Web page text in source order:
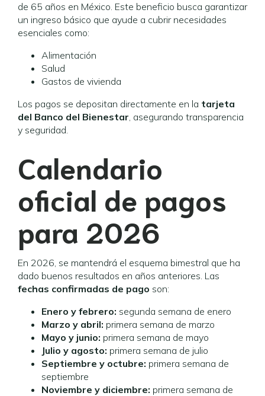
de 65 años en México. Este beneficio busca garantizar
un ingreso básico que ayude a cubrir necesidades
esenciales como:
Alimentación
Salud
Gastos de vivienda
Los pagos se depositan directamente en la tarjeta
del Banco del Bienestar, asegurando transparencia
y seguridad.
Calendario
oficial de pagos
para 2026
En 2026, se mantendrá el esquema bimestral que ha
dado buenos resultados en años anteriores. Las
fechas confirmadas de pago son:
Enero y febrero: segunda semana de enero
Marzo y abril: primera semana de marzo
Mayo y junio: primera semana de mayo
Julio y agosto: primera semana de julio
Septiembre y octubre: primera semana de
septiembre
Noviembre y diciembre: primera semana de